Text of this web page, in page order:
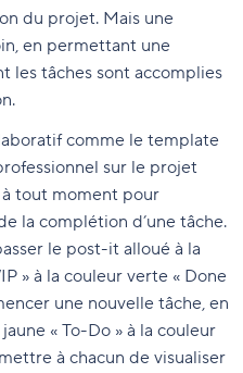
du projet. Mais une
en permettant une
les tâches sont accomplies
comme le template
sur le projet
tout moment pour
la complétion d’une tâche.
le post-it alloué à la
» à la couleur verte « Done
une nouvelle tâche, en
« To-Do » à la couleur
à chacun de visualiser